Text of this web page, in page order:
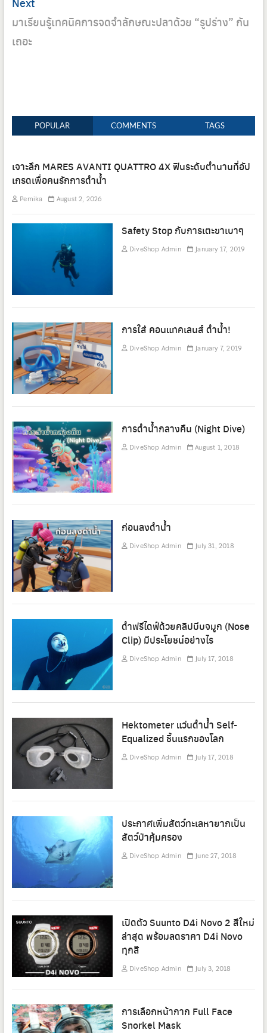
post:
มาเรียนรู้เทคนิคการจดจำลักษณะปลาด้วย “รูปร่าง” กัน
เถอะ
POPULAR COMMENTS TAGS
เจาะลึก MARES AVANTI QUATTRO 4X ฟินระดับตำนานที่อัป
เกรดเพื่อคนรักการดำน้ำ
Pemika August 2, 2026
Safety Stop กับการเตะขาเบาๆ
DiveShop Admin January 17, 2019
การใส่ คอนแทคเลนส์ ดำน้ำ!
DiveShop Admin January 7, 2019
การดำน้ำกลางคืน (Night Dive)
DiveShop Admin August 1, 2018
ก่อนลงดำน้ำ
DiveShop Admin July 31, 2018
ดำฟรีไดฟ์ด้วยคลิปบีบจมูก (Nose
Clip) มีประโยชน์อย่างไร
DiveShop Admin July 17, 2018
Hektometer แว่นดำน้ำ Self-
Equalized ชิ้นแรกของโลก
DiveShop Admin July 17, 2018
ประกาศเพิ่มสัตว์ทะเลหายากเป็น
สัตว์ป่าคุ้มครอง
DiveShop Admin June 27, 2018
เปิดตัว Suunto D4i Novo 2 สีใหม่
ล่าสุด พร้อมลดราคา D4i Novo
ทุกสี
DiveShop Admin July 3, 2018
การเลือกหน้ากาก Full Face
Snorkel Mask